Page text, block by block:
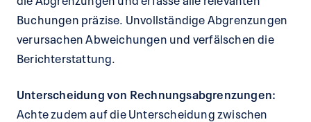
Buchungen präzise. Unvollständige Abgrenzungen
verursachen Abweichungen und verfälschen die
Berichterstattung.
Unterscheidung von Rechnungsabgrenzungen:
Achte zudem auf die Unterscheidung zwischen